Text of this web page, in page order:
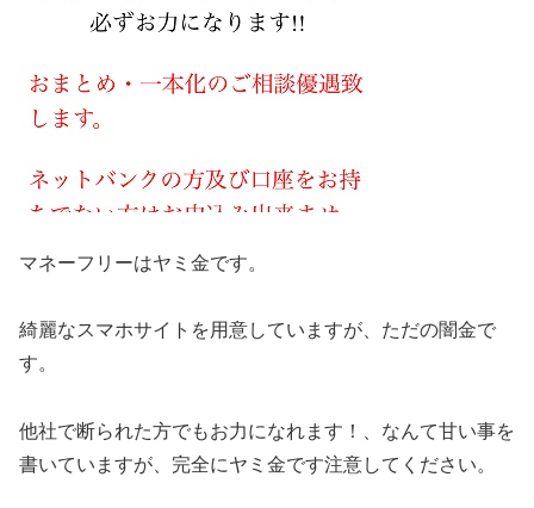
マネーフリーはヤミ金です。
綺麗なスマホサイトを用意していますが、ただの闇金で
す。
他社で断られた方でもお力になれます！、なんて甘い事を
書いていますが、完全にヤミ金です注意してください。